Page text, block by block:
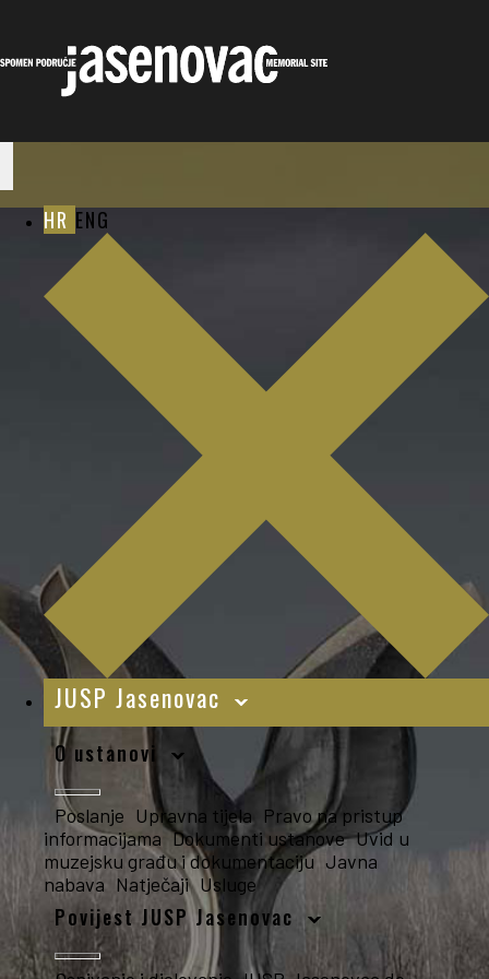
HR ENG
JUSP Jasenovac
O ustanovi
Poslanje Upravna tijela Pravo na pristup
informacijama Dokumenti ustanove Uvid u
muzejsku građu i dokumentaciju Javna
nabava Natječaji Usluge
Povijest JUSP Jasenovac